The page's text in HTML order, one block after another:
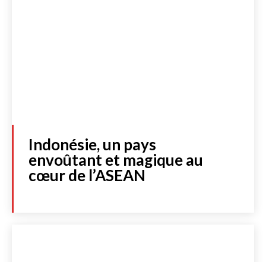
Indonésie, un pays
envoûtant et magique au
cœur de l’ASEAN